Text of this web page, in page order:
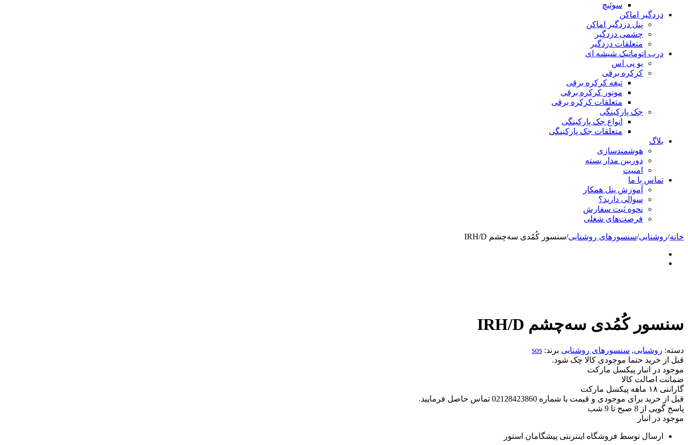
سوئیچ
دزدگیر اماکن
پنل دزدگیر اماکن
چشمی دزدگیر
متعلقات دزدگیر
درب اتوماتیک شیشه ای
یو پی اس
کرکره برقی
تیغه کرکره برقی
موتور کرکره برقی
متعلقات کرکره برقی
جک پارکینگی
انواع جک پارکینگی
متعلقات جک پارکینگی
بلاگ
هوشمندسازی
دوربین مدار بسته
امنیت
تماس با ما
آموزش پنل همکار
سوالی دارید؟
نحوه ثبت سفارش
فرصت‌های شغلی
خانه/روشنایی/سنسورهای روشنایی/سنسور کُمُدی سه‌چشم IRH/D
سنسور کُمُدی سه‌چشم IRH/D
دسته: روشنایی, سنسورهای روشنایی برند: sos
قبل از خرید حتما موجودی کالا چک شود.
موجود در انبار پیکسل مارکت
ضمانت اصالت کالا
گارانتی ۱۸ ماهه پیکسل مارکت
قبل از خرید برای موجودی و قیمت با شماره 02128423860 تماس حاصل فرمایید.
پاسخ گویی از 8 صبح تا 9 شب
موجود در انبار
ارسال توسط فروشگاه اینترنتی پیشگامان استور